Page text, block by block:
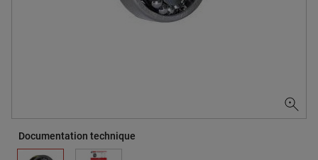
Documentation technique